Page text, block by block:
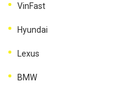
VinFast
Hyundai
Lexus
BMW